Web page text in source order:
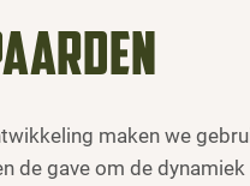
maken we
de gave om de dynamiek